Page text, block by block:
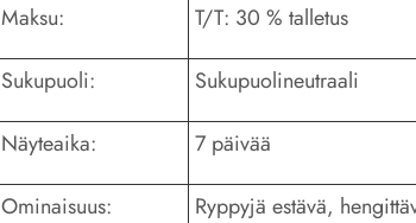
Maksu: T/T: 30 % talletus
Sukupuoli: Sukupuolineutraali
Näyteaika: 7 päivää
Ominaisuus: Ryppyjä estävä,